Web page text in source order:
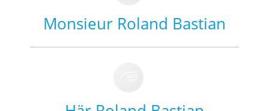
Monsieur Roland Bastian